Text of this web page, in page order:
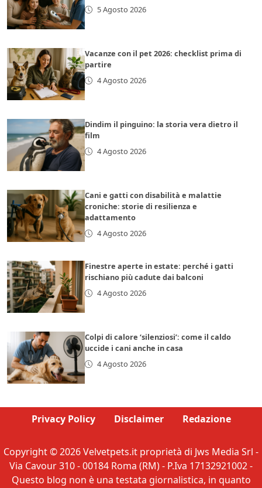
5 Agosto 2026
Vacanze con il pet 2026: checklist prima di
partire
4 Agosto 2026
Dindim il pinguino: la storia vera dietro il
film
4 Agosto 2026
Cani e gatti con disabilità e malattie
croniche: storie di resilienza e
adattamento
4 Agosto 2026
Finestre aperte in estate: perché i gatti
rischiano più cadute dai balconi
4 Agosto 2026
Colpi di calore ‘silenziosi’: come il caldo
uccide i cani anche in casa
4 Agosto 2026
Privacy Policy Disclaimer Redazione
Copyright © 2026 Velvetpets.it proprietà di Jws Media Srl -
Via Cavour 310 - 00184 Roma (RM) - P.Iva 17132921002 -
Questo blog non è una testata giornalistica, in quanto